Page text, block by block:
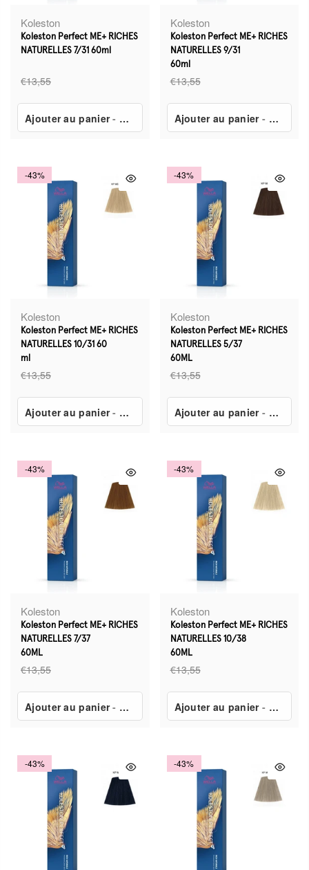
Koleston
Koleston Perfect ME+ RICHES
NATURELLES 7/31 60ml
€13,55
Ajouter au panier- €7,80
Koleston
Koleston Perfect ME+ RICHES
NATURELLES 9/31
60ml
€13,55
Ajouter au panier- €7,80
-43%
Koleston
Koleston Perfect ME+ RICHES
NATURELLES 10/31 60
ml
€13,55
Ajouter au panier- €7,80
-43%
Koleston
Koleston Perfect ME+ RICHES
NATURELLES 5/37
60ML
€13,55
Ajouter au panier- €7,80
-43%
Koleston
Koleston Perfect ME+ RICHES
NATURELLES 7/37
60ML
€13,55
Ajouter au panier- €7,80
-43%
Koleston
Koleston Perfect ME+ RICHES
NATURELLES 10/38
60ML
€13,55
Ajouter au panier- €7,80
-43% -43%